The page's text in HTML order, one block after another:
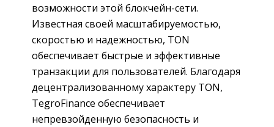
возможности этой блокчейн-сети.
Известная своей масштабируемостью,
скоростью и надежностью, TON
обеспечивает быстрые и эффективные
транзакции для пользователей. Благодаря
децентрализованному характеру TON,
TegroFinance обеспечивает
непревзойденную безопасность и